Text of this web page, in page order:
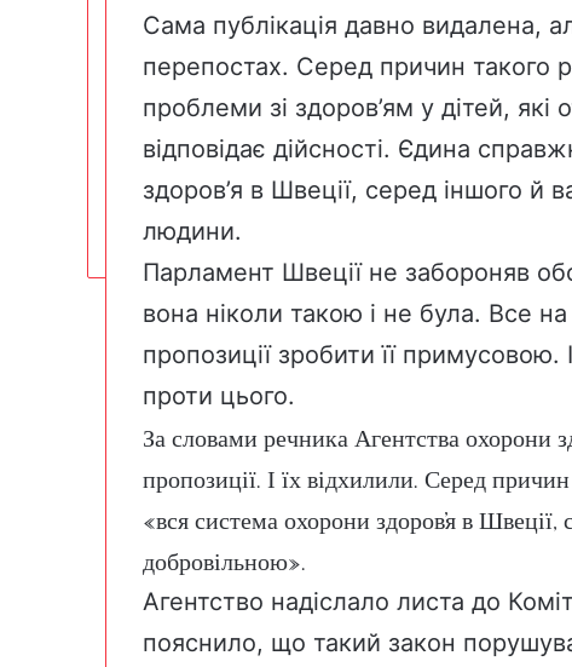
Сама публікація давно видалена,
перепостах. Серед причин такого
проблеми зі здоров’ям у дітей,
відповідає дійсності. Єдина
здоров’я в Швеції, серед іншого й
людини.
Парламент Швеції не забороняв
вона ніколи такою і не була. Все
пропозиції зробити її примусовою.
проти цього.
За словами речника Агентства охорони
пропозиції. І їх відхилили. Серед
«вся система охорони здоров’я в
добровільною».
Агентство надіслало листа до
пояснило, що такий закон